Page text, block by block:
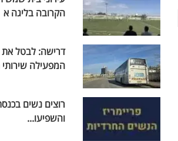
הקרובה בליגה א
דרישה: לבטל את
המפעילה
רוצים נשים
והשפיעו...